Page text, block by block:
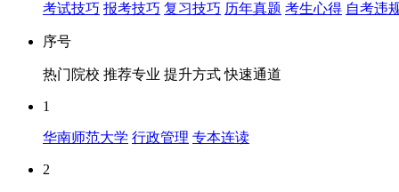
考试技巧 报考技巧 复习技巧 历年真题 考生心得 自考违
序号
热门院校 推荐专业 提升方式 快速通道
1
华南师范大学 行政管理 专本连读
2